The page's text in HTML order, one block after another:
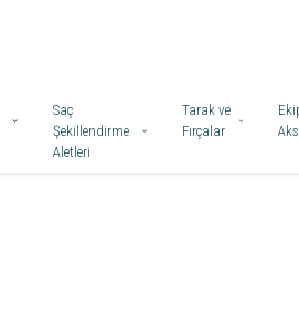
Saç
Şekillendirme
Aletleri
Tarak ve
Fırçalar